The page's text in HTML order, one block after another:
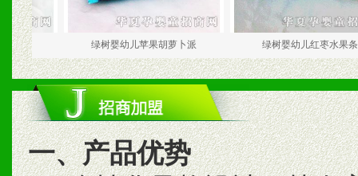
绿树婴幼儿苹果胡萝卜派 绿树婴幼儿红枣水果条
一、产品优势